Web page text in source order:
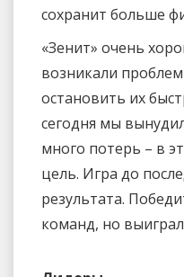
сохранит больше
«Зенит» очень
возникали
остановить их
сегодня мы
много потерь – в
цель. Игра до
результата.
команд, но